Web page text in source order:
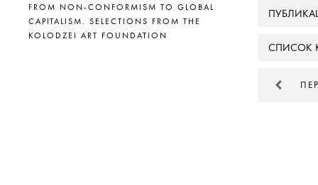
FROM NON-CONFORMISM TO GLOBAL
CAPITALISM. SELECTIONS FROM THE
KOLODZEI ART FOUNDATION
СПИСОК